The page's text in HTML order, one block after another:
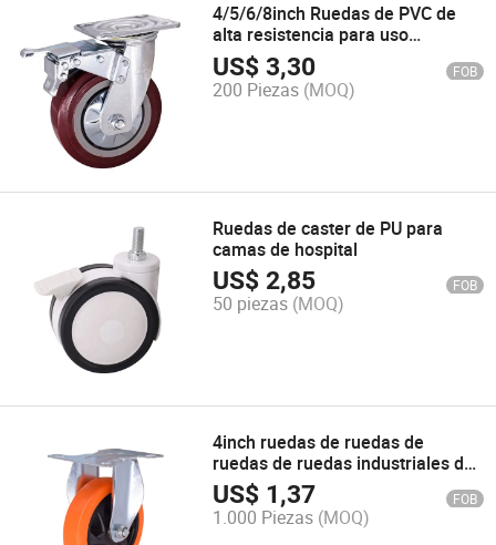
4/5/6/8inch Ruedas de PVC de
alta resistencia para uso
industrial con placa de soporte
US$3,30 FOB
200 Piezas (MOQ)
Ruedas de caster de PU para
camas de hospital
US$2,85 FOB
50 piezas (MOQ)
4inch ruedas de ruedas de
ruedas de ruedas industriales de
ruedas de ruedas de ruedas de
PVC de uso medio Castor para
Trolleys
US$ 1,37 FOB
1.000 Piezas (MOQ)